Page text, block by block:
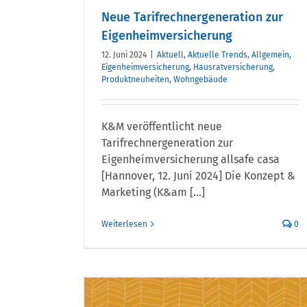
Neue Tarifrechnergeneration zur
Eigenheimversicherung
12. Juni 2024 Aktuell, Aktuelle Trends, Allgemein,
Eigenheimversicherung, Hausratversicherung,
Produktneuheiten, Wohngebäude
K&M veröffentlicht neue
Tarifrechnergeneration zur
Eigenheimversicherung allsafe casa
[Hannover, 12. Juni 2024] Die Konzept &
Marketing (K&am [...]
Weiterlesen 0